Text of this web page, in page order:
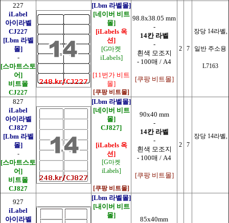
227
iLabel
아이라벨
CJ227
[Lbm 라벨
몰]
-
[스마트스토
어]
비트몰
CJ227
[Lbm 라벨몰]
[네이버 비트
몰]
[iLabels 옥
션]
[G마켓
iLabels]
[11번가 비트
몰]
[쿠팡 비트몰]
98.8x38.05 mm
-
14칸 라벨
-
흰색 모조지
- 100매 / A4
[쿠팡 비트몰]
2 7
장당 14라벨,
일반 주소용
L7163
827
iLabel
아이라벨
CJ827
[Lbm 라벨
몰]
-
[스마트스토
어]
비트몰
CJ827
[Lbm 라벨몰]
[네이버 비트
몰]
CJ827]
[iLabels 옥
션]
[G마켓
iLabels]
[쿠팡 비트몰]
90x40 mm
-
14칸 라벨
-
흰색 모조지
- 100매 / A4
[쿠팡 비트몰]
2 7
장당 14라벨,
927
iLabel
아이라벨
[Lbm 라벨몰]
[내이버 비트
몰]
85x40mm